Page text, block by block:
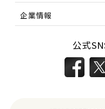
企業情報
公式